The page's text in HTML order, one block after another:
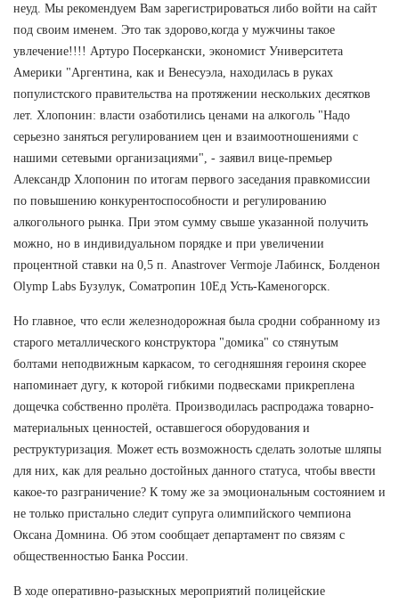
неуд. Мы рекомендуем Вам зарегистрироваться либо войти на сайт
под своим именем. Это так здорово,когда у мужчины такое
увлечение!!!! Артуро Посеркански, экономист Университета
Америки "Аргентина, как и Венесуэла, находилась в руках
популистского правительства на протяжении нескольких десятков
лет. Хлопонин: власти озаботились ценами на алкоголь "Надо
серьезно заняться регулированием цен и взаимоотношениями с
нашими сетевыми организациями", - заявил вице-премьер
Александр Хлопонин по итогам первого заседания правкомиссии
по повышению конкурентоспособности и регулированию
алкогольного рынка. При этом сумму свыше указанной получить
можно, но в индивидуальном порядке и при увеличении
процентной ставки на 0,5 п. Anastrover Vermoje Лабинск, Болденон
Olymp Labs Бузулук, Cоматропин 10Ед Усть-Каменогорск.
Но главное, что если железнодорожная была сродни собранному из
старого металлического конструктора "домика" со стянутым
болтами неподвижным каркасом, то сегодняшняя героиня скорее
напоминает дугу, к которой гибкими подвесками прикреплена
дощечка собственно пролёта. Производилась распродажа товарно-
материальных ценностей, оставшегося оборудования и
реструктуризация. Может есть возможность сделать золотые шляпы
для них, как для реально достойных данного статуса, чтобы ввести
какое-то разграничение? К тому же за эмоциональным состоянием и
не только пристально следит супруга олимпийского чемпиона
Оксана Домнина. Об этом сообщает департамент по связям с
общественностью Банка России.
В ходе оперативно-разыскных мероприятий полицейские